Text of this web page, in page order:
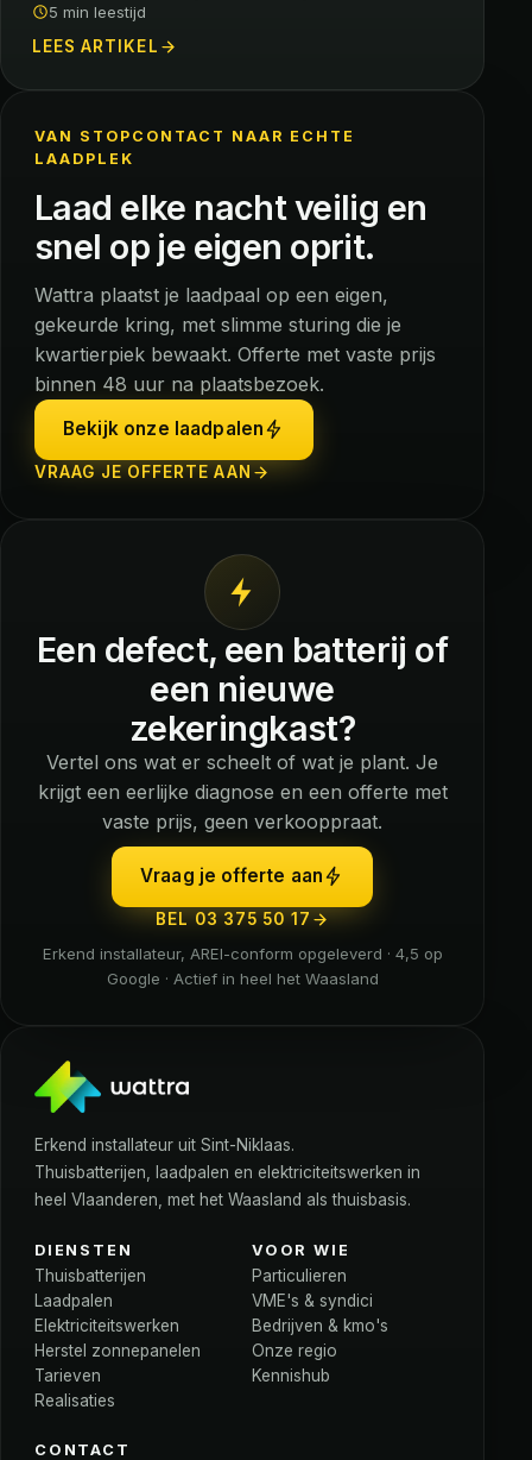
5 min leestijd
LEES ARTIKEL
VAN STOPCONTACT NAAR ECHTE
LAADPLEK
Laad elke nacht veilig en
snel op je eigen oprit.
Wattra plaatst je laadpaal op een eigen,
gekeurde kring, met slimme sturing die je
kwartierpiek bewaakt. Offerte met vaste prijs
binnen 48 uur na plaatsbezoek.
Bekijk onze laadpalen
VRAAG JE OFFERTE AAN
Een defect, een batterij of
een nieuwe
zekeringkast?
Vertel ons wat er scheelt of wat je plant. Je
krijgt een eerlijke diagnose en een offerte met
vaste prijs, geen verkooppraat.
Vraag je offerte aan
BEL 03 375 50 17
Erkend installateur, AREI-conform opgeleverd · 4,5 op
Google · Actief in heel het Waasland
Erkend installateur uit Sint-Niklaas.
Thuisbatterijen, laadpalen en elektriciteitswerken in
heel Vlaanderen, met het Waasland als thuisbasis.
DIENSTEN
Thuisbatterijen
Laadpalen
Elektriciteitswerken
Herstel zonnepanelen
Tarieven
Realisaties
VOOR WIE
Particulieren
VME's & syndici
Bedrijven & kmo's
Onze regio
Kennishub
CONTACT